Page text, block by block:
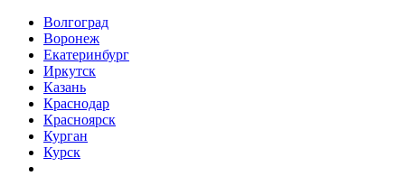
Волгоград
Воронеж
Екатеринбург
Иркутск
Казань
Краснодар
Красноярск
Курган
Курск